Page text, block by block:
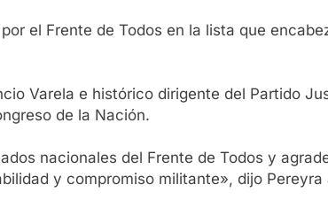
el Frente de Todos en la lista que
Varela e histórico dirigente del Partido
de la Nación.
nacionales del Frente de Todos y
y compromiso militante», dijo